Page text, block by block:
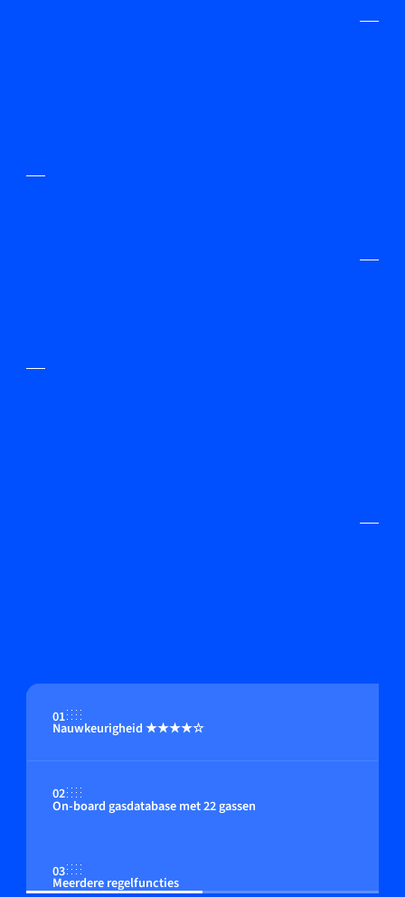
01
Nauwkeurigheid ★★★★☆
02
On-board gasdatabase met 22 gassen
03
Meerdere regelfuncties